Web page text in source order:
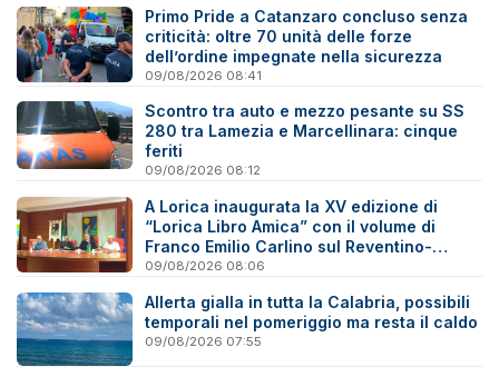
Primo Pride a Catanzaro concluso senza
criticità: oltre 70 unità delle forze
dell’ordine impegnate nella sicurezza
09/08/2026 08:41
Scontro tra auto e mezzo pesante su SS
280 tra Lamezia e Marcellinara: cinque
feriti
09/08/2026 08:12
A Lorica inaugurata la XV edizione di
“Lorica Libro Amica” con il volume di
Franco Emilio Carlino sul Reventino-
Savuto
09/08/2026 08:06
Allerta gialla in tutta la Calabria, possibili
temporali nel pomeriggio ma resta il caldo
09/08/2026 07:55